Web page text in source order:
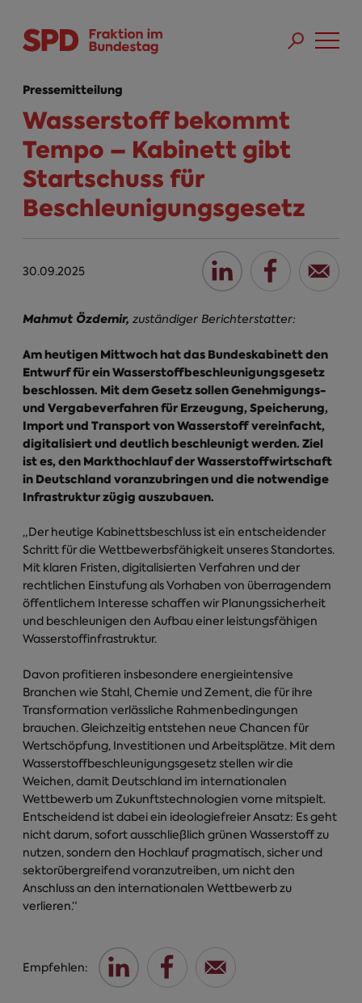
Pressemitteilung
Wasserstoff bekommt
Tempo – Kabinett gibt
Startschuss für
Beschleunigungsgesetz
30.09.2025
Mahmut Özdemir, zuständiger Berichterstatter:
Am heutigen Mittwoch hat das Bundeskabinett den
Entwurf für ein Wasserstoffbeschleunigungsgesetz
beschlossen. Mit dem Gesetz sollen Genehmigungs-
und Vergabeverfahren für Erzeugung, Speicherung,
Import und Transport von Wasserstoff vereinfacht,
digitalisiert und deutlich beschleunigt werden. Ziel
ist es, den Markthochlauf der Wasserstoffwirtschaft
in Deutschland voranzubringen und die notwendige
Infrastruktur zügig auszubauen.
„Der heutige Kabinettsbeschluss ist ein entscheidender
Schritt für die Wettbewerbsfähigkeit unseres Standortes.
Mit klaren Fristen, digitalisierten Verfahren und der
rechtlichen Einstufung als Vorhaben von überragendem
öffentlichem Interesse schaffen wir Planungssicherheit
und beschleunigen den Aufbau einer leistungsfähigen
Wasserstoffinfrastruktur.
Davon profitieren insbesondere energieintensive
Branchen wie Stahl, Chemie und Zement, die für ihre
Transformation verlässliche Rahmenbedingungen
brauchen. Gleichzeitig entstehen neue Chancen für
Wertschöpfung, Investitionen und Arbeitsplätze. Mit dem
Wasserstoffbeschleunigungsgesetz stellen wir die
Weichen, damit Deutschland im internationalen
Wettbewerb um Zukunftstechnologien vorne mitspielt.
Entscheidend ist dabei ein ideologiefreier Ansatz: Es geht
nicht darum, sofort ausschließlich grünen Wasserstoff zu
nutzen, sondern den Hochlauf pragmatisch, sicher und
sektorübergreifend voranzutreiben, um nicht den
Anschluss an den internationalen Wettbewerb zu
verlieren.“
Empfehlen: